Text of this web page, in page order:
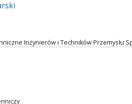
Inżynierów i Techników Przemysłu